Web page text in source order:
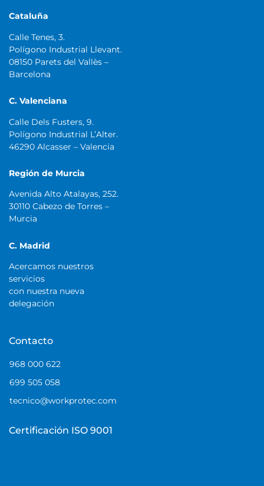
Cataluña
Calle Tenes, 3.
Polígono Industrial Llevant.
08150 Parets del Vallès –
Barcelona
C. Valenciana
Calle Dels Fusters, 9.
Polígono Industrial L’Alter.
46290 Alcasser – Valencia
Región de Murcia
Avenida Alto Atalayas, 252.
30110 Cabezo de Torres –
Murcia
C. Madrid
Acercamos nuestros
servicios
con nuestra nueva
delegación
Contacto
968 000 622
699 505 058
tecnico@workprotec.com
Certificación ISO 9001